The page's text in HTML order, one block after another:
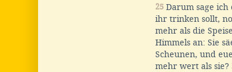
25 Darum sage
ihr trinken sollt,
mehr als die
Himmels an: Sie
Scheunen, und
mehr wert als sie?